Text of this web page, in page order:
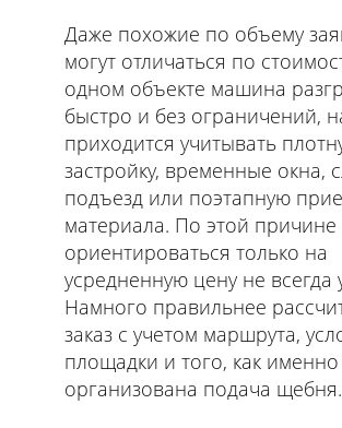
Даже похожие по объему
могут отличаться по
одном объекте машина
быстро и без ограничений,
приходится учитывать
застройку, временные окна,
подъезд или поэтапную
материала. По этой причине
ориентироваться только на
усредненную цену не всегда
Намного правильнее
заказ с учетом маршрута,
площадки и того, как именно
организована подача щебня.